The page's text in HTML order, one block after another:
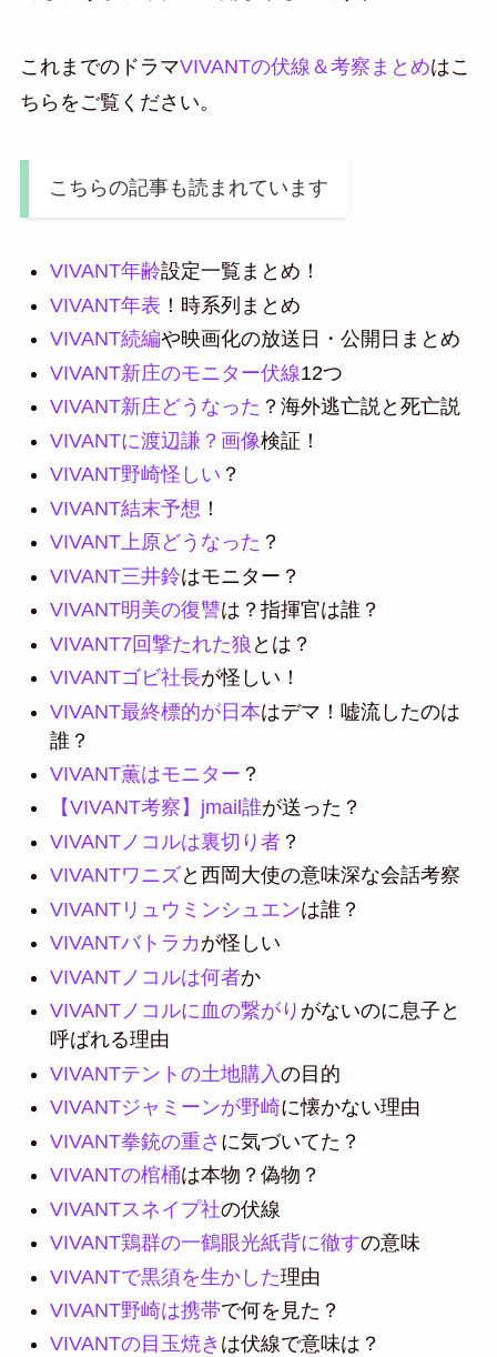
これまでのドラマVIVANTの伏線＆考察まとめはこ
ちらをご覧ください。
こちらの記事も読まれています
VIVANT年齢設定一覧まとめ！
VIVANT年表 ！時系列まとめ
VIVANT続編や映画化の放送日・公開日まとめ
VIVANT新庄のモニター伏線12つ
VIVANT新庄どうなった ？海外逃亡説と死亡説
VIVANTに渡辺謙？画像検証！
VIVANT野崎怪しい ？
VIVANT結末予想 ！
VIVANT上原どうなった ？
VIVANT三井鈴はモニター？
VIVANT明美の復讐は？指揮官は誰？
VIVANT7回撃たれた狼 とは？
VIVANTゴビ社長が怪しい！
VIVANT最終標的が日本はデマ！嘘流したのは
誰？
VIVANT薫はモニター ？
【VIVANT考察】jmail誰が送った？
VIVANTノコルは裏切り者？
VIVANTワニズと西岡大使の意味深な会話考察
VIVANTリュウミンシュエンは誰？
VIVANTバトラカが怪しい
VIVANTノコルは何者か
VIVANTノコルに血の繋がり がないのに息子と
呼ばれる理由
VIVANTテントの土地購入 の目的
VIVANTジャミーンが野崎に懐かない理由
VIVANT拳銃の重さ に気づいてた？
VIVANTの棺桶は本物？偽物？
VIVANTスネイプ社の伏線
VIVANT鶏群の一鶴眼光紙背に徹すの意味
VIVANTで黒須を生かした理由
VIVANT野崎は携帯で何を見た？
VIVANTの目玉焼き は伏線で意味は？